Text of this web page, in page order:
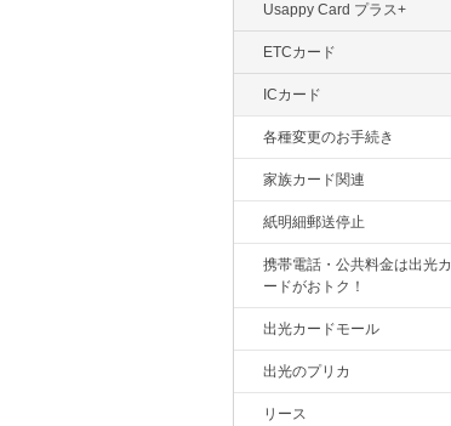
Usappy Card プラス+
ETCカード
ICカード
各種変更のお手続き
家族カード関連
紙明細郵送停止
携帯電話・公共料金は出光カ
ードがおトク！
出光カードモール
出光のプリカ
リース